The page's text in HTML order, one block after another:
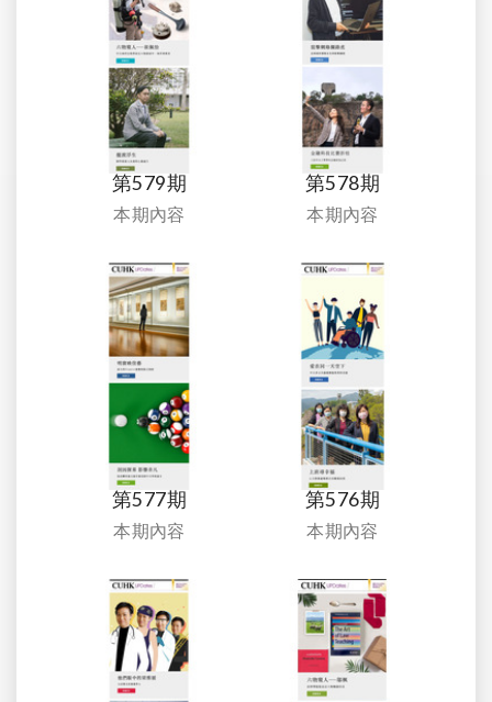
第579期
本期內容
第578期
本期內容
第577期
本期內容
第576期
本期內容